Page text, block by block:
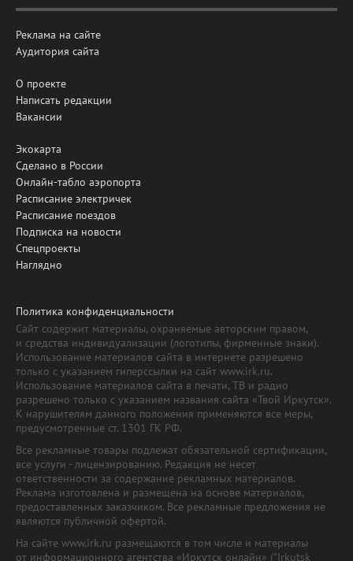
Реклама на сайте
Аудитория сайта
О проекте
Написать редакции
Вакансии
Экокарта
Сделано в России
Онлайн-табло аэропорта
Расписание электричек
Расписание поездов
Подписка на новости
Спецпроекты
Наглядно
Политика конфиденциальности
Сайт содержит материалы, охраняемые авторским правом,
и средства индивидуализации (логотипы, фирменные знаки).
Использование материалов сайта в интернете разрешено
только с указанием гиперссылки на сайт www.irk.ru.
Использование материалов сайта в печати, ТВ и радио
разрешено только с указанием названия сайта «Твой Иркутск».
К нарушителям данного положения применяются все меры,
предусмотренные ст. 1301 ГК РФ.
Все рекламные товары подлежат обязательной сертификации,
все услуги - лицензированию. Редакция не несет
ответственности за содержание рекламных материалов.
Реклама изготовлена и размещена на основе материалов,
предоставленных заказчиком. Все рекламные предложения не
являются публичной офертой.
На сайте www.irk.ru размещаются в том числе и материалы
от информационного агентства «Иркутск онлайн» ("Irkutsk